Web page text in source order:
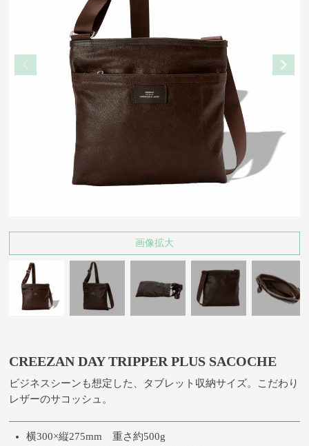
画像拡大
CREEZAN DAY TRIPPER PLUS SACOCHE
ビジネスシーンも想定した、タブレット収納サイズ。こだわり
レザーのサコッシュ。
横300×縦275mm 重さ約500g